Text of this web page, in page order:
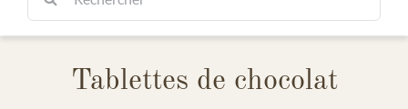
Chocolats
TablettesTablettes de chocolat